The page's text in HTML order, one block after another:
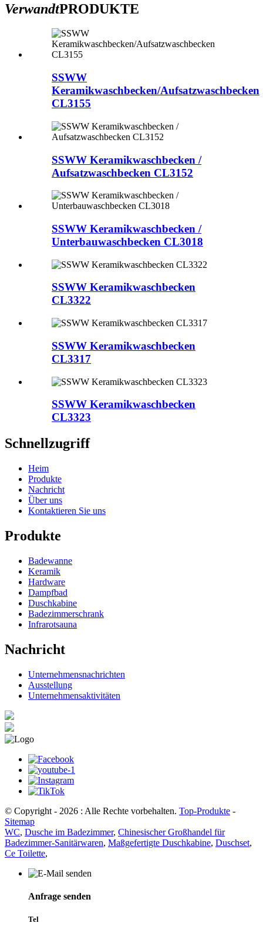
VerwandtPRODUKTE
SSWW
Keramikwaschbecken/Aufsatzwaschbecken
CL3155
SSWW Keramikwaschbecken /
Aufsatzwaschbecken CL3152
SSWW Keramikwaschbecken /
Unterbauwaschbecken CL3018
SSWW Keramikwaschbecken
CL3322
SSWW Keramikwaschbecken
CL3317
SSWW Keramikwaschbecken
CL3323
Schnellzugriff
Heim
Produkte
Nachricht
Über uns
Kontaktieren Sie uns
Produkte
Badewanne
Keramik
Hardware
Dampfbad
Duschkabine
Badezimmerschrank
Infrarotsauna
Nachricht
Unternehmensnachrichten
Ausstellung
Unternehmensaktivitäten
© Copyright - 2026 : Alle Rechte vorbehalten. Top-Produkte -
Sitemap
WC, Dusche im Badezimmer, Chinesischer Großhandel für
Badezimmer-Sanitärwaren, Maßgefertigte Duschkabine, Duschset,
Ce Toilette,
Anfrage senden
Tel